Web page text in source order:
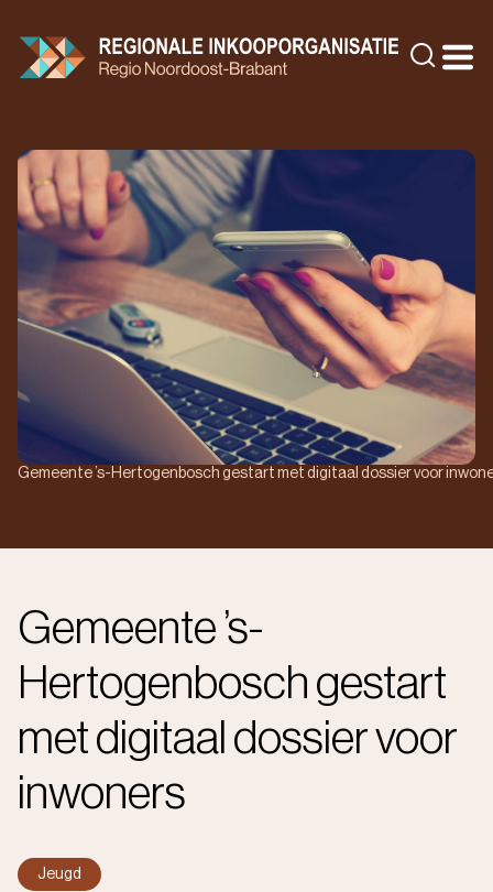
naar
inhoud
Gemeente ’s-Hertogenbosch gestart met digitaal dossier voor
Gemeente ’s-
Hertogenbosch gestart
met digitaal dossier voor
inwoners
Jeugd